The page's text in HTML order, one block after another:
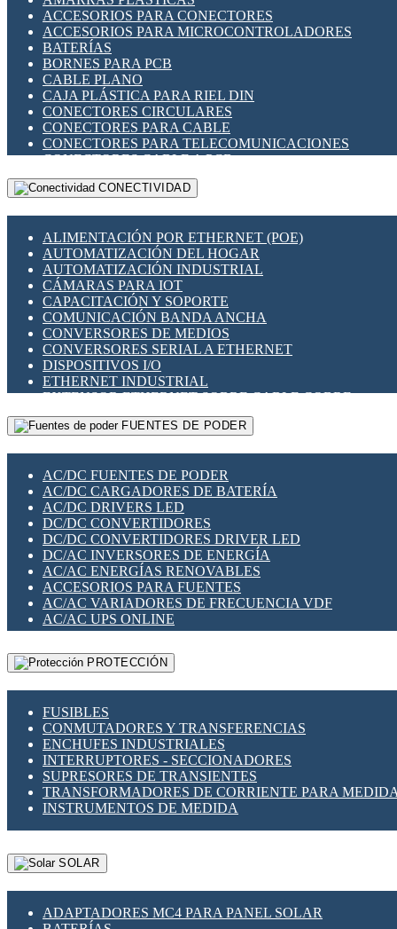
INDICADORES PARA PANEL
INTERFACES DE RELÉ
INTERRUPTORES FIN DE CARRERA
LLAVES CONMUTADORAS
MEDIDORES DE ENERGÍA Y TC'S DE CORRIENTE
MOTORES PASO A PASO
PANTALLAS HMI
PLC -CONTROLADORES LÓGICO PROGRAMABLES
PROGRAMADORES DE HORARIO
RELÉS DE PROTECCIÓN
SENSORES CAPACITIVOS
SENSORES INDUCTIVOS
TEMPORIZADORES
VARIACS
VARIADORES DE FRECUENCIA [VDF]
SECCIONADORES - INTERRUPTORES
MAQUINARIA
ACCESORIOS PARA CONECTORES
ACCESORIOS PARA MICROCONTROLADORES
BATERÍAS
BORNES PARA PCB
CABLE PLANO
CAJA PLÁSTICA PARA RIEL DIN
CONECTORES CIRCULARES
CONECTORES PARA CABLE
CONECTORES PARA TELECOMUNICACIONES
CONECTORES CABLE A PCB
CONECTORES PCB A CABLE
DIP SWITCHES
HERRAMIENTAS VARIAS
ILUMINACIÓN LED
INTERRUPTORES REED
INTERFACES DE RELÉ
OTROS RELÉS
PROTECCIÓN TÉRMICA
RELÉS AUTOMOTRICES
RELÉS DE SEÑAL
RELÉS DE ESTADO SÓLIDO SSR
RELÉS INDUSTRIALES
RELÉS MINIATURA DE POTENCIA
SENSORES MAGNÉTICOS
SWITCH Y MICROSWITCH
TARJETAS PI
UNIÓN Y DERIVACIÓN DE CABLE
CONECTIVIDAD
ALIMENTACIÓN POR ETHERNET (POE)
AUTOMATIZACIÓN DEL HOGAR
AUTOMATIZACIÓN INDUSTRIAL
CÁMARAS PARA IOT
CAPACITACIÓN Y SOPORTE
COMUNICACIÓN BANDA ANCHA
CONVERSORES DE MEDIOS
CONVERSORES SERIAL A ETHERNET
DISPOSITIVOS I/O
ETHERNET INDUSTRIAL
EXTENSOR ETHERNET SOBRE CABLE COBRE
GATEWAY LORAWAN
GESTIÓN DE REDES
PLACAS MODULARES IOT
SWITCHES Y REDES WIFI
SOLUCIONES IOT
SOLUCIONES LORAWAN
SOLUCIONES RED CELULAR
SEGURIDAD PARA REDES
SWITCHES LAN
TELEFONÍA IP (VOIP)
VIGILANCIA IP (CCTV)
MESHTASTIC
FUENTES DE PODER
AC/DC FUENTES DE PODER
AC/DC CARGADORES DE BATERÍA
AC/DC DRIVERS LED
DC/DC CONVERTIDORES
DC/DC CONVERTIDORES DRIVER LED
DC/AC INVERSORES DE ENERGÍA
AC/AC ENERGÍAS RENOVABLES
ACCESORIOS PARA FUENTES
AC/AC VARIADORES DE FRECUENCIA VDF
AC/AC UPS ONLINE
PROTECCIÓN
FUSIBLES
CONMUTADORES Y TRANSFERENCIAS
ENCHUFES INDUSTRIALES
INTERRUPTORES - SECCIONADORES
SUPRESORES DE TRANSIENTES
TRANSFORMADORES DE CORRIENTE PARA
INSTRUMENTOS DE MEDIDA
SOLAR
ADAPTADORES MC4 PARA PANEL SOLAR